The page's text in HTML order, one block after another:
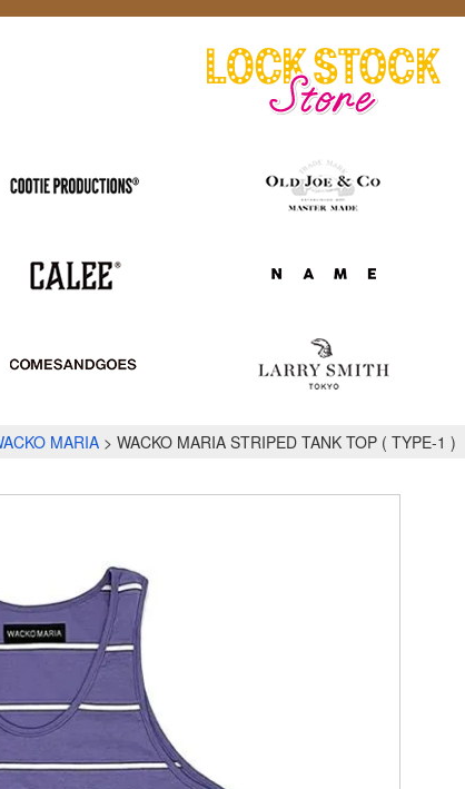
MARIA WACKO MARIA STRIPED TANK TOP ( TYPE-1 )